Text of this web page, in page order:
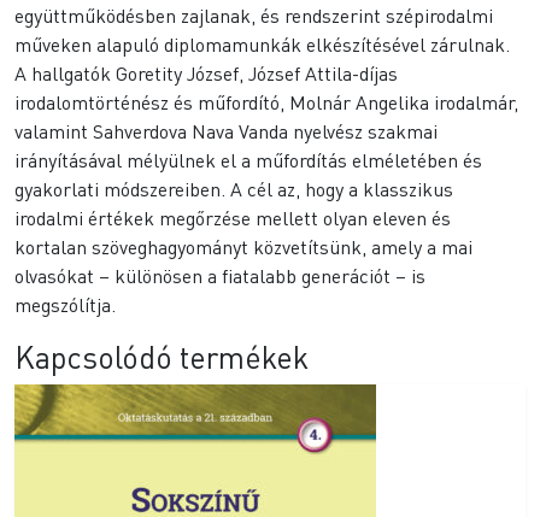
együttműködésben zajlanak, és rendszerint szépirodalmi
műveken alapuló diplomamunkák elkészítésével zárulnak.
A hallgatók Goretity József, József Attila-díjas
irodalomtörténész és műfordító, Molnár Angelika irodalmár,
valamint Sahverdova Nava Vanda nyelvész szakmai
irányításával mélyülnek el a műfordítás elméletében és
gyakorlati módszereiben. A cél az, hogy a klasszikus
irodalmi értékek megőrzése mellett olyan eleven és
kortalan szöveghagyományt közvetítsünk, amely a mai
olvasókat – különösen a fiatalabb generációt – is
megszólítja.
Kapcsolódó termékek